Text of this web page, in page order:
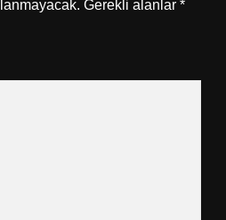
Gerekli alanlar *